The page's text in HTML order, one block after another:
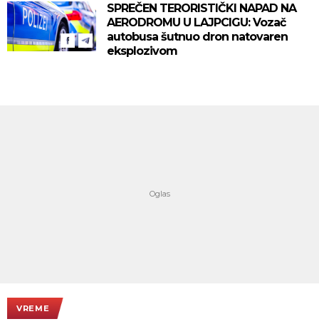
SPREČEN TERORISTIČKI NAPAD NA
AERODROMU U LAJPCIGU: Vozač
autobusa šutnuo dron natovaren
eksplozivom
VREME